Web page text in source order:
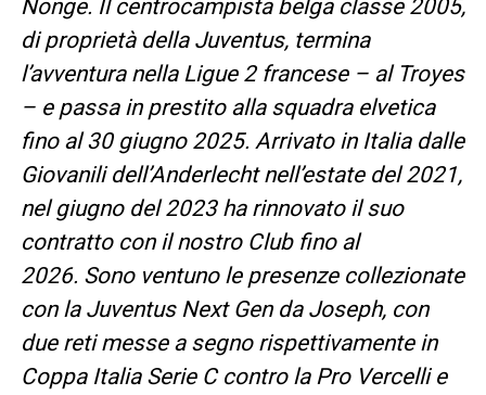
Nonge. Il centrocampista belga classe 2005,
di proprietà della Juventus, termina
l’avventura nella Ligue 2 francese – al Troyes
– e passa in prestito alla squadra elvetica
fino al 30 giugno 2025. Arrivato in Italia dalle
Giovanili dell’Anderlecht nell’estate del 2021,
nel giugno del 2023 ha rinnovato il suo
contratto con il nostro Club fino al
2026. Sono ventuno le presenze collezionate
con la Juventus Next Gen da Joseph, con
due reti messe a segno rispettivamente in
Coppa Italia Serie C contro la Pro Vercelli e